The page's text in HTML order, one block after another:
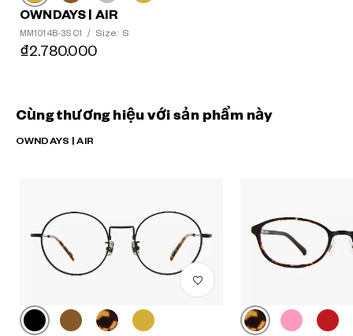
OWNDAYS | AIR
MM1014B-3S C1 / Size: S
₫2.780.000
Cùng thương hiệu với sản phẩm này
OWNDAYS | AIR